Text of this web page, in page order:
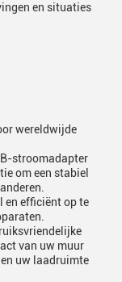
en situaties
wereldwijde
stroomadapter
om een stabiel
en efficiënt op te
van uw muur
uw laadruimte